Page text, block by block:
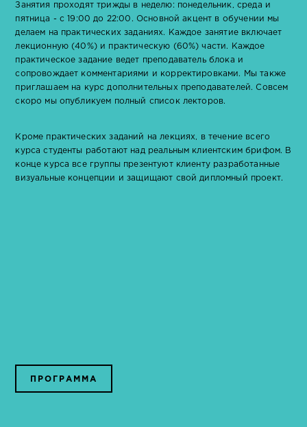
Занятия проходят трижды в неделю: понедельник, среда и
пятница - с 19:00 до 22:00. Основной акцент в обучении мы
делаем на практических заданиях. Каждое занятие включает
лекционную (40%) и практическую (60%) части. Каждое
практическое задание ведет преподаватель блока и
сопровождает комментариями и корректировками. Мы также
приглашаем на курс дополнительных преподавателей. Совсем
скоро мы опубликуем полный список лекторов.
Кроме практических заданий на лекциях, в течение всего
курса студенты работают над реальным клиентским брифом. В
конце курса все группы презентуют клиенту разработанные
визуальные концепции и защищают свой дипломный проект.
ПРОГРАММА